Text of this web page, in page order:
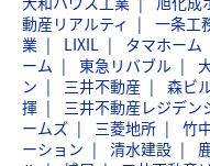
動産リアルティ
一条工
業
LIXIL タマホーム
ーム
東急リバブル
ン
三井不動産 森ビ
揮
三井不動産レジデン
ームズ
三菱地所 竹
ーション
清水建設